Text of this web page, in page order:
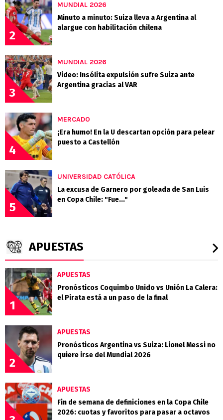
2
MUNDIAL 2026
Minuto a minuto: Suiza lleva a Argentina al
alargue con habilitación chilena
3
MUNDIAL 2026
Video: Insólita expulsión sufre Suiza ante
Argentina gracias al VAR
4
MERCADO
¡Era humo! En la U descartan opción para pelear
puesto a Castellón
5
UNIVERSIDAD CATÓLICA
La excusa de Garnero por goleada de San Luis
en Copa Chile: "Fue..."
APUESTAS
1
APUESTAS
Pronósticos Coquimbo Unido vs Unión La Calera:
el Pirata está a un paso de la final
2
APUESTAS
Pronósticos Argentina vs Suiza: Lionel Messi no
quiere irse del Mundial 2026
APUESTAS
Fin de semana de definiciones en la Copa Chile
2026: cuotas y favoritos para pasar a octavos